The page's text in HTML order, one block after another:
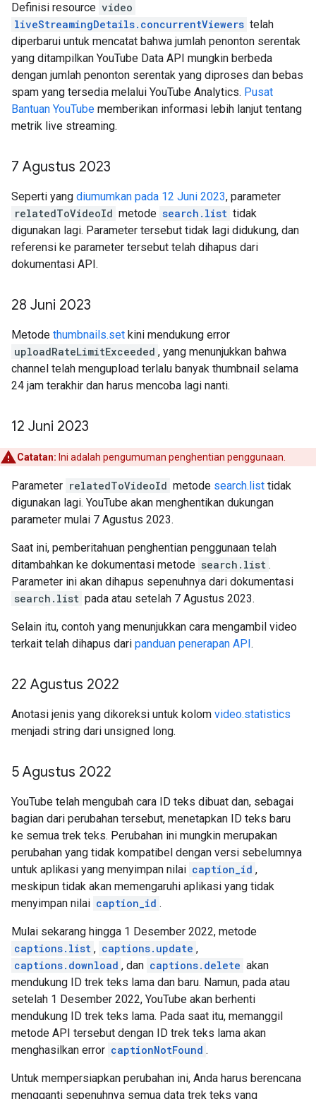
Definisi resource video
liveStreamingDetails.concurrentViewers telah
diperbarui untuk mencatat bahwa jumlah penonton serentak
yang ditampilkan YouTube Data API mungkin berbeda
dengan jumlah penonton serentak yang diproses dan bebas
spam yang tersedia melalui YouTube Analytics. Pusat
Bantuan YouTube memberikan informasi lebih lanjut tentang
metrik live streaming.
7 Agustus 2023
Seperti yang diumumkan pada 12 Juni 2023, parameter
relatedToVideoId metode search.list tidak
digunakan lagi. Parameter tersebut tidak lagi didukung, dan
referensi ke parameter tersebut telah dihapus dari
dokumentasi API.
28 Juni 2023
Metode thumbnails.set kini mendukung error
uploadRateLimitExceeded , yang menunjukkan bahwa
channel telah mengupload terlalu banyak thumbnail selama
24 jam terakhir dan harus mencoba lagi nanti.
12 Juni 2023
Catatan: Ini adalah pengumuman penghentian penggunaan.
Parameter relatedToVideoId metode search.list tidak
digunakan lagi. YouTube akan menghentikan dukungan
parameter mulai 7 Agustus 2023.
Saat ini, pemberitahuan penghentian penggunaan telah
ditambahkan ke dokumentasi metode search.list .
Parameter ini akan dihapus sepenuhnya dari dokumentasi
search.list pada atau setelah 7 Agustus 2023.
Selain itu, contoh yang menunjukkan cara mengambil video
terkait telah dihapus dari panduan penerapan API.
22 Agustus 2022
Anotasi jenis yang dikoreksi untuk kolom video.statistics
menjadi string dari unsigned long.
5 Agustus 2022
YouTube telah mengubah cara ID teks dibuat dan, sebagai
bagian dari perubahan tersebut, menetapkan ID teks baru
ke semua trek teks. Perubahan ini mungkin merupakan
perubahan yang tidak kompatibel dengan versi sebelumnya
untuk aplikasi yang menyimpan nilai caption_id ,
meskipun tidak akan memengaruhi aplikasi yang tidak
menyimpan nilai caption_id .
Mulai sekarang hingga 1 Desember 2022, metode
captions.list , captions.update ,
captions.download , dan captions.delete akan
mendukung ID trek teks lama dan baru. Namun, pada atau
setelah 1 Desember 2022, YouTube akan berhenti
mendukung ID trek teks lama. Pada saat itu, memanggil
metode API tersebut dengan ID trek teks lama akan
menghasilkan error captionNotFound .
Untuk mempersiapkan perubahan ini, Anda harus berencana
mengganti sepenuhnya semua data trek teks yang